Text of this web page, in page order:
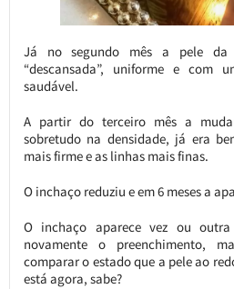
Já no segundo mês a pele
“descansada”, uniforme e com
saudável.
A partir do terceiro mês a
sobretudo na densidade, já era
mais firme e as linhas mais finas.
O inchaço reduziu e em 6 meses a
O inchaço aparece vez ou
novamente o preenchimento,
comparar o estado que a pele ao
está agora, sabe?